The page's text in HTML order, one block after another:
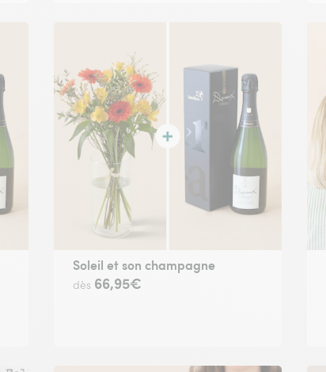
Soleil et son champagne
dès 66,95€